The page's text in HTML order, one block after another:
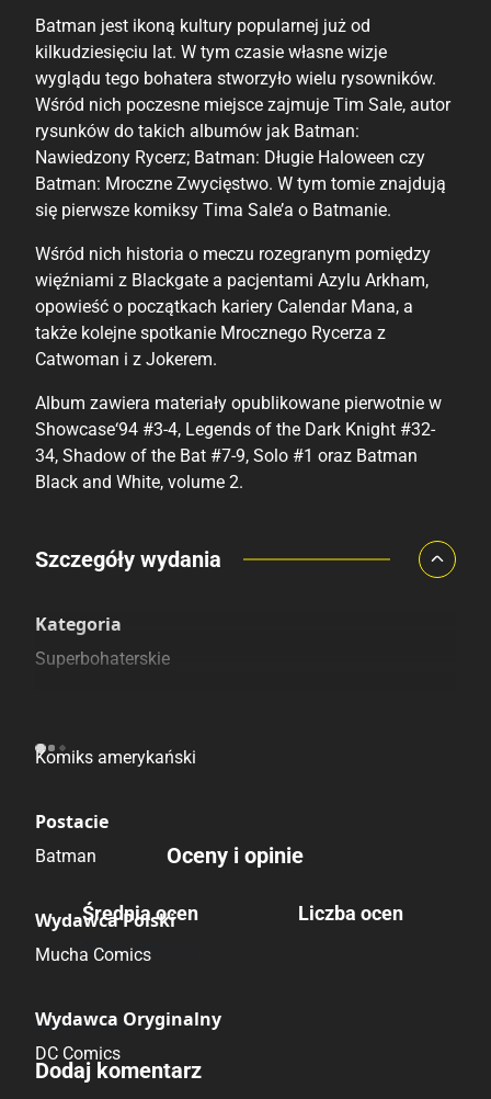
Batman jest ikoną kultury popularnej już od
kilkudziesięciu lat. W tym czasie własne wizje
wyglądu tego bohatera stworzyło wielu rysowników.
Wśród nich poczesne miejsce zajmuje Tim Sale, autor
rysunków do takich albumów jak Batman:
Nawiedzony Rycerz; Batman: Długie Haloween czy
Batman: Mroczne Zwycięstwo. W tym tomie znajdują
się pierwsze komiksy Tima Sale’a o Batmanie.
Wśród nich historia o meczu rozegranym pomiędzy
więźniami z Blackgate a pacjentami Azylu Arkham,
opowieść o początkach kariery Calendar Mana, a
także kolejne spotkanie Mrocznego Rycerza z
Catwoman i z Jokerem.
Album zawiera materiały opublikowane pierwotnie w
Showcase‘94 #3-4, Legends of the Dark Knight #32-
34, Shadow of the Bat #7-9, Solo #1 oraz Batman
Black and White, volume 2.
Porównaj ceny
Szczegóły wydania
Kategoria
Superbohaterskie
Komiks amerykański
Postacie
Batman
Wydawca Polski
Mucha Comics
Wydawca Oryginalny
DC Comics
Oceny i opinie
Średnia ocen
Brak głosów
Liczba ocen
Brak opinii.
Dodaj komentarz